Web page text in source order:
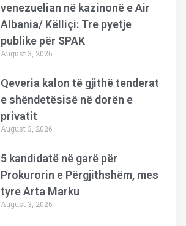
venezuelian në kazinonë e Air
Albania/ Këlliçi: Tre pyetje
publike për SPAK
August 3, 2026
Qeveria kalon të gjithë tenderat
e shëndetësisë në dorën e
privatit
August 3, 2026
5 kandidatë në garë për
Prokurorin e Përgjithshëm, mes
tyre Arta Marku
August 3, 2026